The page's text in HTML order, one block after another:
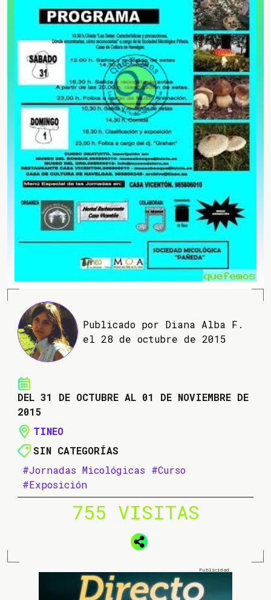
Publicado por Diana Alba F.
el 28 de octubre de 2015
DEL 31 DE OCTUBRE AL 01 DE NOVIEMBRE DE
2015
TINEO
SIN CATEGORÍAS
#Jornadas Micológicas #Curso
#Exposición
755 VISITAS